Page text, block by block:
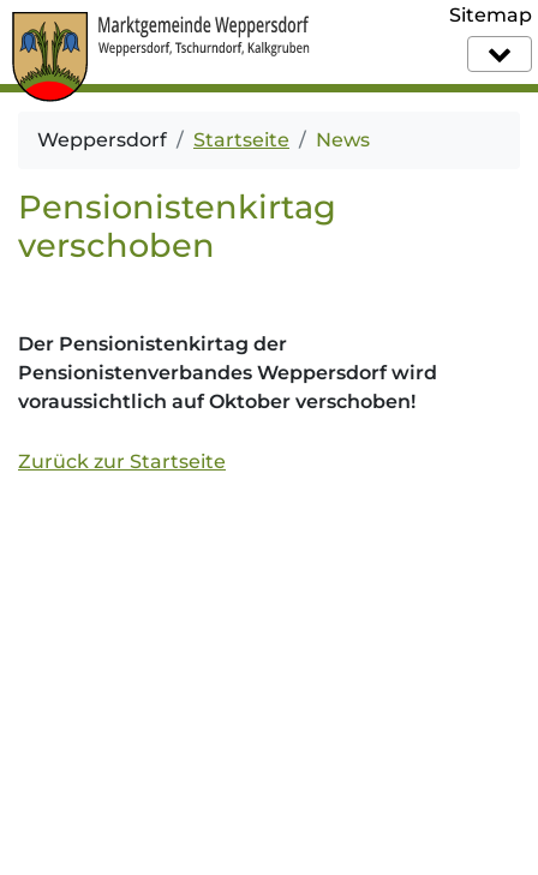
Sitemap
Weppersdorf Startseite News
Pensionistenkirtag
verschoben
Der Pensionistenkirtag der
Pensionistenverbandes Weppersdorf wird
voraussichtlich auf Oktober verschoben!
Zurück zur Startseite